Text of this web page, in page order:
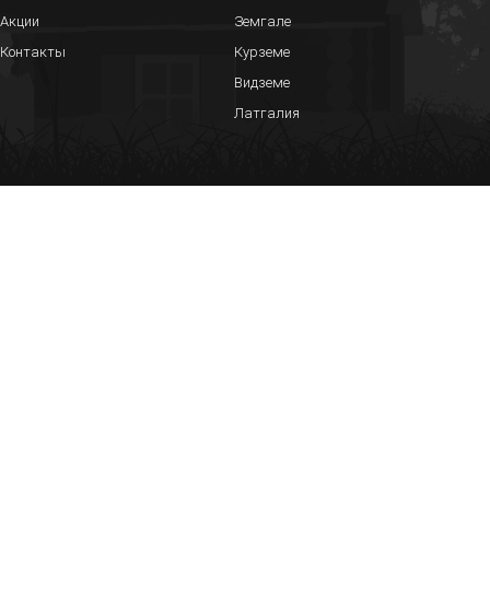
Акции
Контакты
Земгале
Курземе
Видземе
Латгалия